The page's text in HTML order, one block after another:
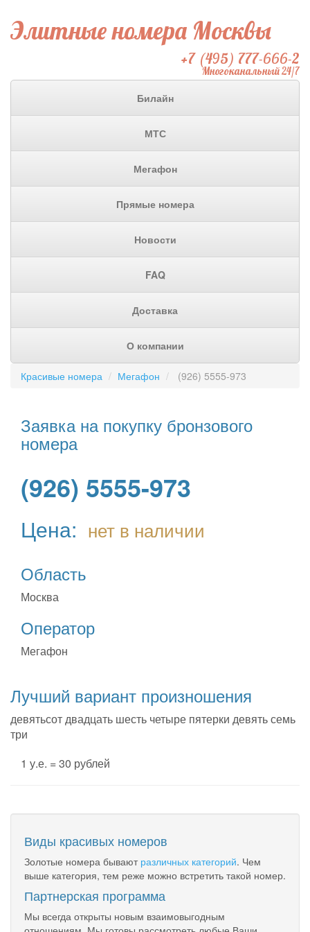
Элитные номера Москвы
+7 (495) 777-666-2
Многоканальный 24/7
Билайн
МТС
Мегафон
Прямые номера
Новости
FAQ
Доставка
О компании
Красивые номера Мегафон (926) 5555-973
Заявка на покупку бронзового
номера
(926) 5555-973
Цена: нет в наличии
Область
Москва
Оператор
Мегафон
Лучший вариант произношения
девятьсот двадцать шесть четыре пятерки девять семь
три
1 у.е. = 30 рублей
Виды красивых номеров
Золотые номера бывают различных категорий. Чем
выше категория, тем реже можно встретить такой номер.
Партнерская программа
Мы всегда открыты новым взаимовыгодным